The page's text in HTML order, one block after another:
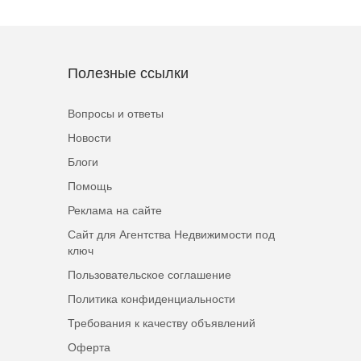
Полезные ссылки
Вопросы и ответы
Новости
Блоги
Помощь
Реклама на сайте
Сайт для Агентства Недвижимости под
ключ
Пользовательское соглашение
Политика конфиденциальности
Требования к качеству объявлений
Оферта